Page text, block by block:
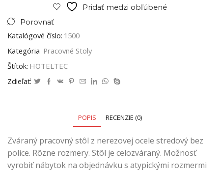
Pridať medzi obľúbené
Porovnať
Katalógové číslo: 1500
Kategória Pracovné Stoly
Štítok: HOTELTEC
Zdieľať:
POPIS RECENZIE (0)
Zváraný pracovný stôl z nerezovej ocele stredový bez
police. Rôzne rozmery. Stôl je celozváraný. Možnosť
vyrobiť nábytok na objednávku s atypickými rozmermi